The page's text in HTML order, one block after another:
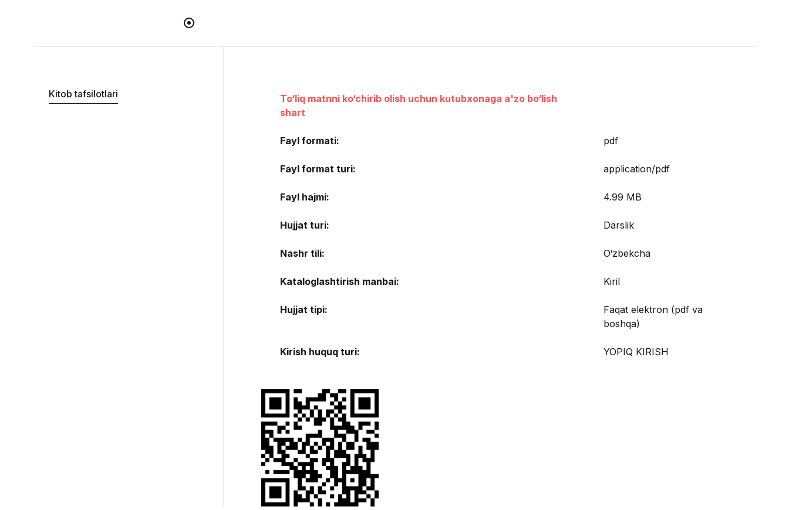
Kitob tafsilotlari
To‘liq matnni ko‘chirib olish uchun kutubxonaga a'zo bo‘lish
shart
Fayl formati: pdf
Fayl format turi: application/pdf
Fayl hajmi: 4.99 MB
Hujjat turi: Darslik
Nashr tili: O‘zbekcha
Kataloglashtirish manbai: Kiril
Hujjat tipi:
Faqat elektron (pdf va
boshqa)
Kirish huquq turi: YOPIQ KIRISH